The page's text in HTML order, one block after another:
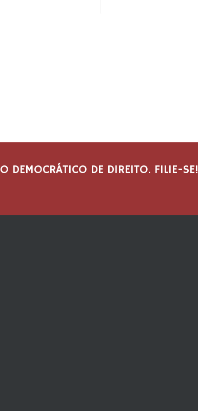
DEMOCRÁTICO DE DIREITO. FILIE-SE!